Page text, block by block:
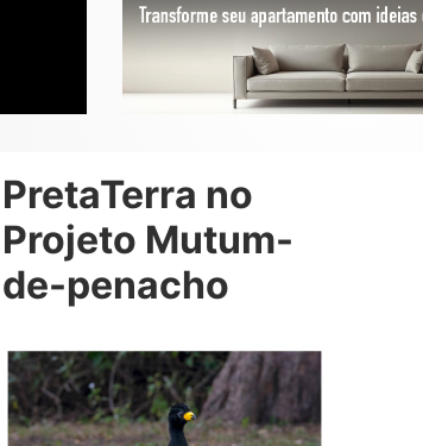
PretaTerra no
Projeto Mutum-
de-penacho